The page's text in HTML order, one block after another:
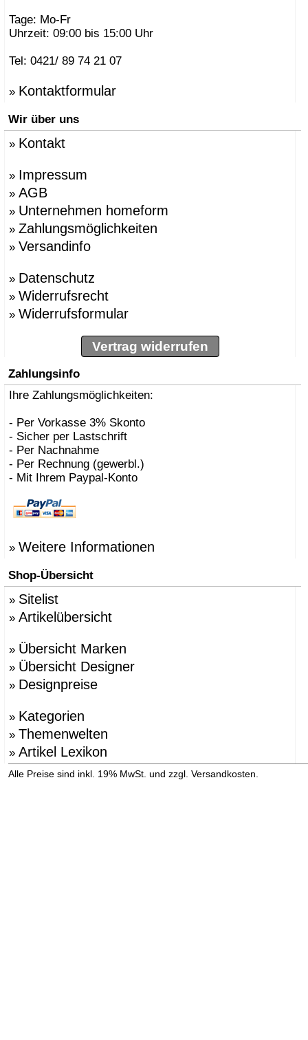
Tage: Mo-Fr
Uhrzeit: 09:00 bis 15:00 Uhr
Tel: 0421/ 89 74 21 07
» Kontaktformular
Wir über uns
» Kontakt
» Impressum
» AGB
» Unternehmen homeform
» Zahlungsmöglichkeiten
» Versandinfo
» Datenschutz
» Widerrufsrecht
» Widerrufsformular
Vertrag widerrufen
Zahlungsinfo
Ihre Zahlungsmöglichkeiten:
- Per Vorkasse 3% Skonto
- Sicher per Lastschrift
- Per Nachnahme
- Per Rechnung (gewerbl.)
- Mit Ihrem Paypal-Konto
» Weitere Informationen
Shop-Übersicht
» Sitelist
» Artikelübersicht
» Übersicht Marken
» Übersicht Designer
» Designpreise
» Kategorien
» Themenwelten
» Artikel Lexikon
Alle Preise sind inkl. 19% MwSt. und zzgl. Versandkosten.